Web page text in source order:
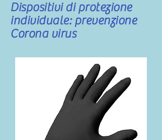
Dispositivi di protezione
individuale: prevenzione
Corona virus